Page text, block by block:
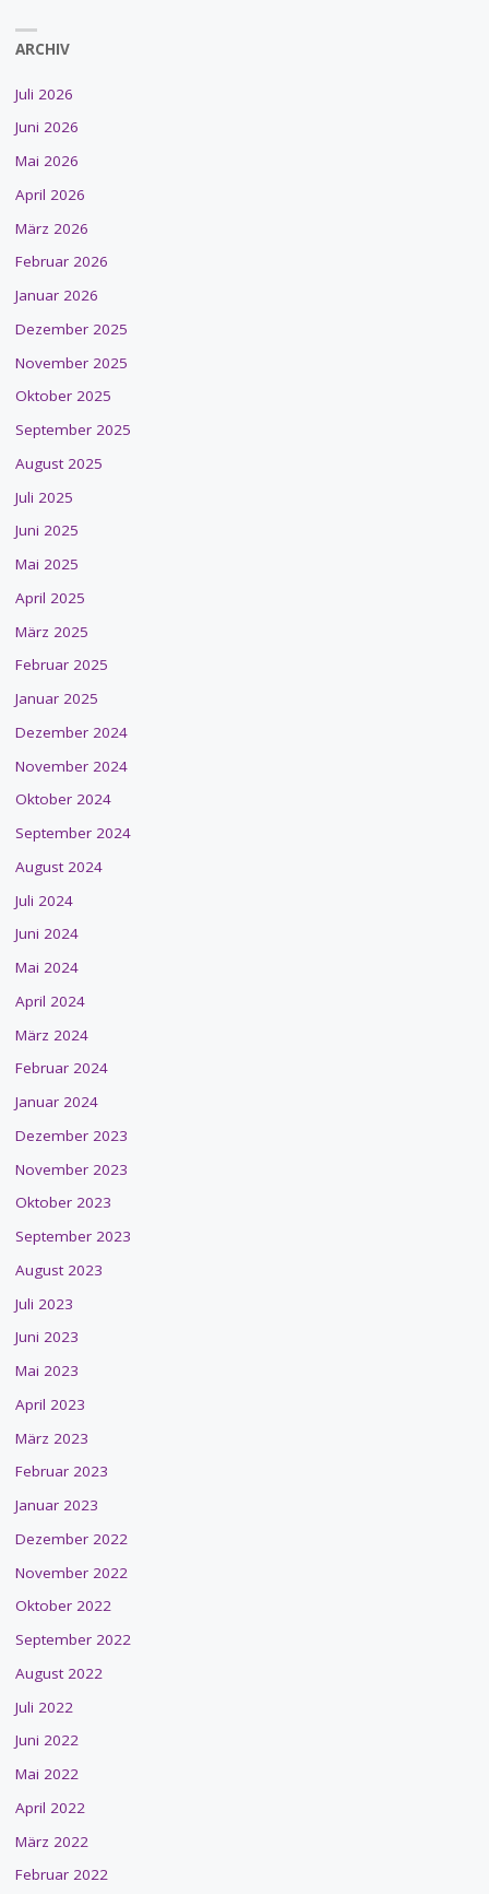
ARCHIV
Juli 2026
Juni 2026
Mai 2026
April 2026
März 2026
Februar 2026
Januar 2026
Dezember 2025
November 2025
Oktober 2025
September 2025
August 2025
Juli 2025
Juni 2025
Mai 2025
April 2025
März 2025
Februar 2025
Januar 2025
Dezember 2024
November 2024
Oktober 2024
September 2024
August 2024
Juli 2024
Juni 2024
Mai 2024
April 2024
März 2024
Februar 2024
Januar 2024
Dezember 2023
November 2023
Oktober 2023
September 2023
August 2023
Juli 2023
Juni 2023
Mai 2023
April 2023
März 2023
Februar 2023
Januar 2023
Dezember 2022
November 2022
Oktober 2022
September 2022
August 2022
Juli 2022
Juni 2022
Mai 2022
April 2022
März 2022
Februar 2022